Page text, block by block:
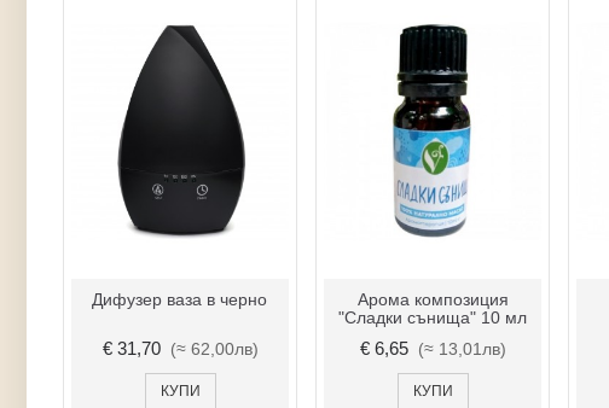
Дифузер ваза в черно
€ 31,70 (≈ 62,00лв)
КУПИ
Арома композиция
"Сладки сънища" 10 мл
€ 6,65 (≈ 13,01лв)
КУПИ